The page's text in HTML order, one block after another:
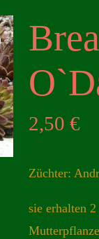
2,50€
Züchter:
sie erhalten
Mutterpflanze